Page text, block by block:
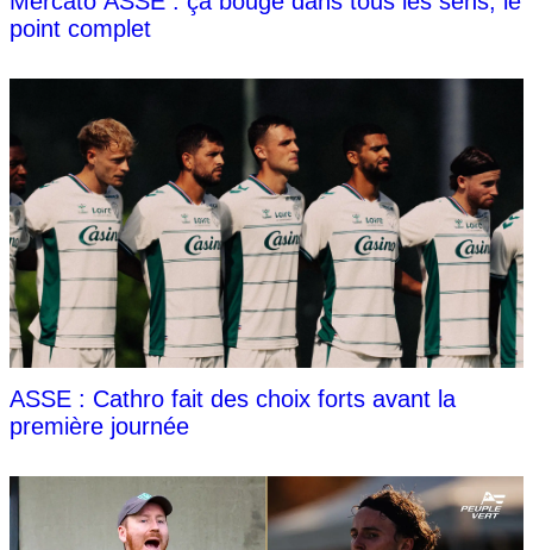
point complet
ASSE : Cathro fait des choix forts avant la
première journée